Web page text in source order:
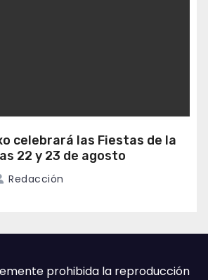
celebrará las Fiestas de la
22 y 23 de agosto
Redacción
prohibida la reproducción